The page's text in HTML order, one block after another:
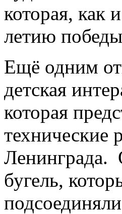
которая, как
летию
Ещё одним
детская
которая
технические
Ленинграда.
бугель,